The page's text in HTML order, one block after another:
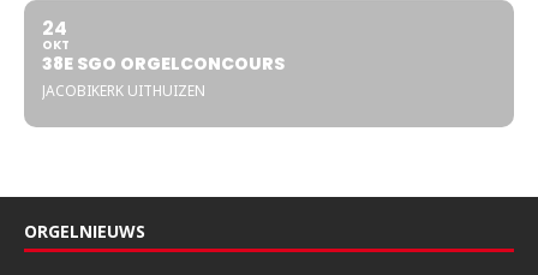
24
OKT
38E SGO ORGELCONCOURS
JACOBIKERK UITHUIZEN
ORGELNIEUWS